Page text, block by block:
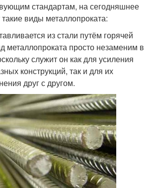
стандартам, на сегодняшнее
виды металлопроката:
из стали путём горячей
металлопроката просто незаменим в
служит он как для усиления
конструкций, так и для их
друг с другом.